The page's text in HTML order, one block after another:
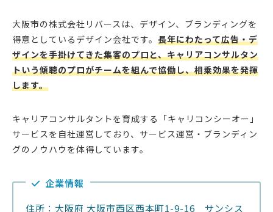
大阪市の株式会社リバースは、デザイン、ブランディングを
得意としているデザイン会社です。 長年にわたって広告・デ
ザインを手掛けてきた集客のプロと、キャリアコンサルタン
トいう傾聴のプロがチームを組んで協働し、相乗効果を発揮
します。
キャリアコンサルタントを育成する「キャリコンシーオー」
サービスを自社運営しており、サービス運営・ブランディン
グのノウハウを体得しています。
企業情報
住所：大阪府 大阪市西区西本町1-9-16 サンシス